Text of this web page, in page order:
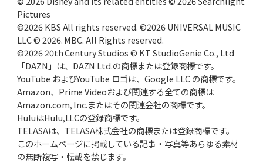
Pictures
©2026 KBS All rights reserved. ©2026 UNIVERSAL MUSIC
LLC © 2026. MBC. All Rights reserved.
©2026 20th Century Studios © KT StudioGenie Co., Ltd
「DAZN」は、DAZN Ltd.の商標または登録商標です。
YouTube およびYouTube ロゴは、Google LLC の商標です。
Amazon、Prime Videoおよび関連する全ての商標は
Amazon.com, Inc.またはその関連会社の商標です。
HuluはHulu,LLCの登録商標です。
TELASAは、TELASA株式会社の商標または登録商標です。
このホームページに掲載している記事・写真等あらゆる素材
の無断複写・転載を禁じます。